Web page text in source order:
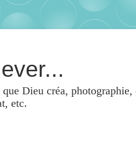
Dieu créa,
etc.